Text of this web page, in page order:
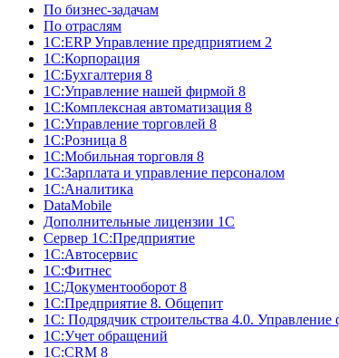
По бизнес-задачам
По отраслям
1C:ERP Управление предприятием 2
1С:Корпорация
1С:Бухгалтерия 8
1С:Управление нашей фирмой 8
1С:Комплексная автоматизация 8
1С:Управление торговлей 8
1С:Розница 8
1С:Мобильная торговля 8
1С:Зарплата и управление персоналом
1С:Аналитика
DataMobile
Дополнительные лицензии 1С
Сервер 1С:Предприятие
1С:Автосервис
1С:Фитнес
1С:Документооборот 8
1С:Предприятие 8. Общепит
1С: Подрядчик строительства 4.0. Управление
1С:Учет обращений
1C:CRM 8